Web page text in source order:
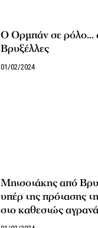
Ο Ορμπάν σε ρόλο…
Βρυξέλλες
01/02/2024
Μητσοτάκης από
υπέρ της πρότασης
στο καθεστώς